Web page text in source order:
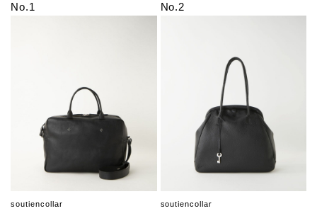
No.1
soutiencollar
No.2
soutiencollar